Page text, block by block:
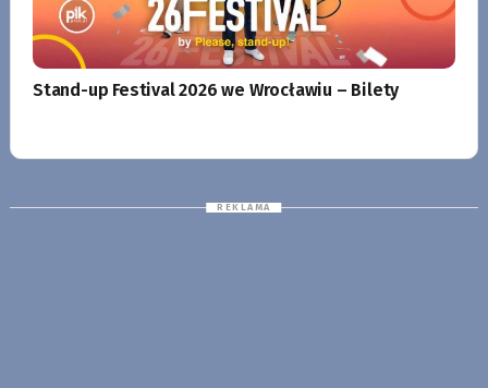
Stand-up Festival 2026 we Wrocławiu – Bilety